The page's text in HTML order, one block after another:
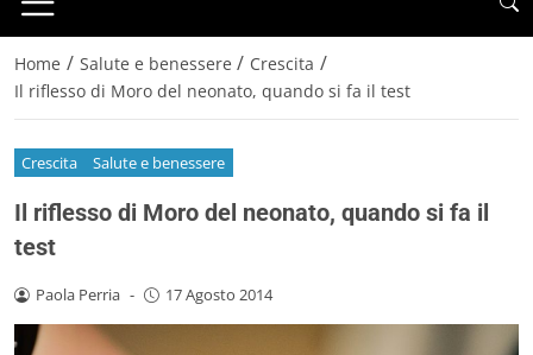
Home / Salute e benessere / Crescita /
Il riflesso di Moro del neonato, quando si fa il test
Crescita Salute e benessere
Il riflesso di Moro del neonato, quando si fa il
test
Paola Perria - 17 Agosto 2014